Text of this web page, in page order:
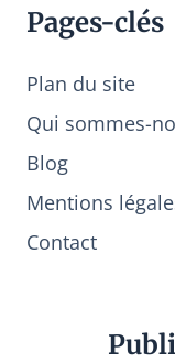
Pages-clés
Plan du site
Qui sommes-
Blog
Mentions
Contact